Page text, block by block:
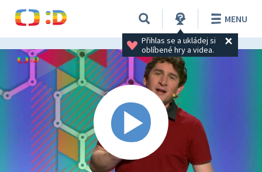
Přihlas se a ukládej si
oblíbené hry a videa.
MENU